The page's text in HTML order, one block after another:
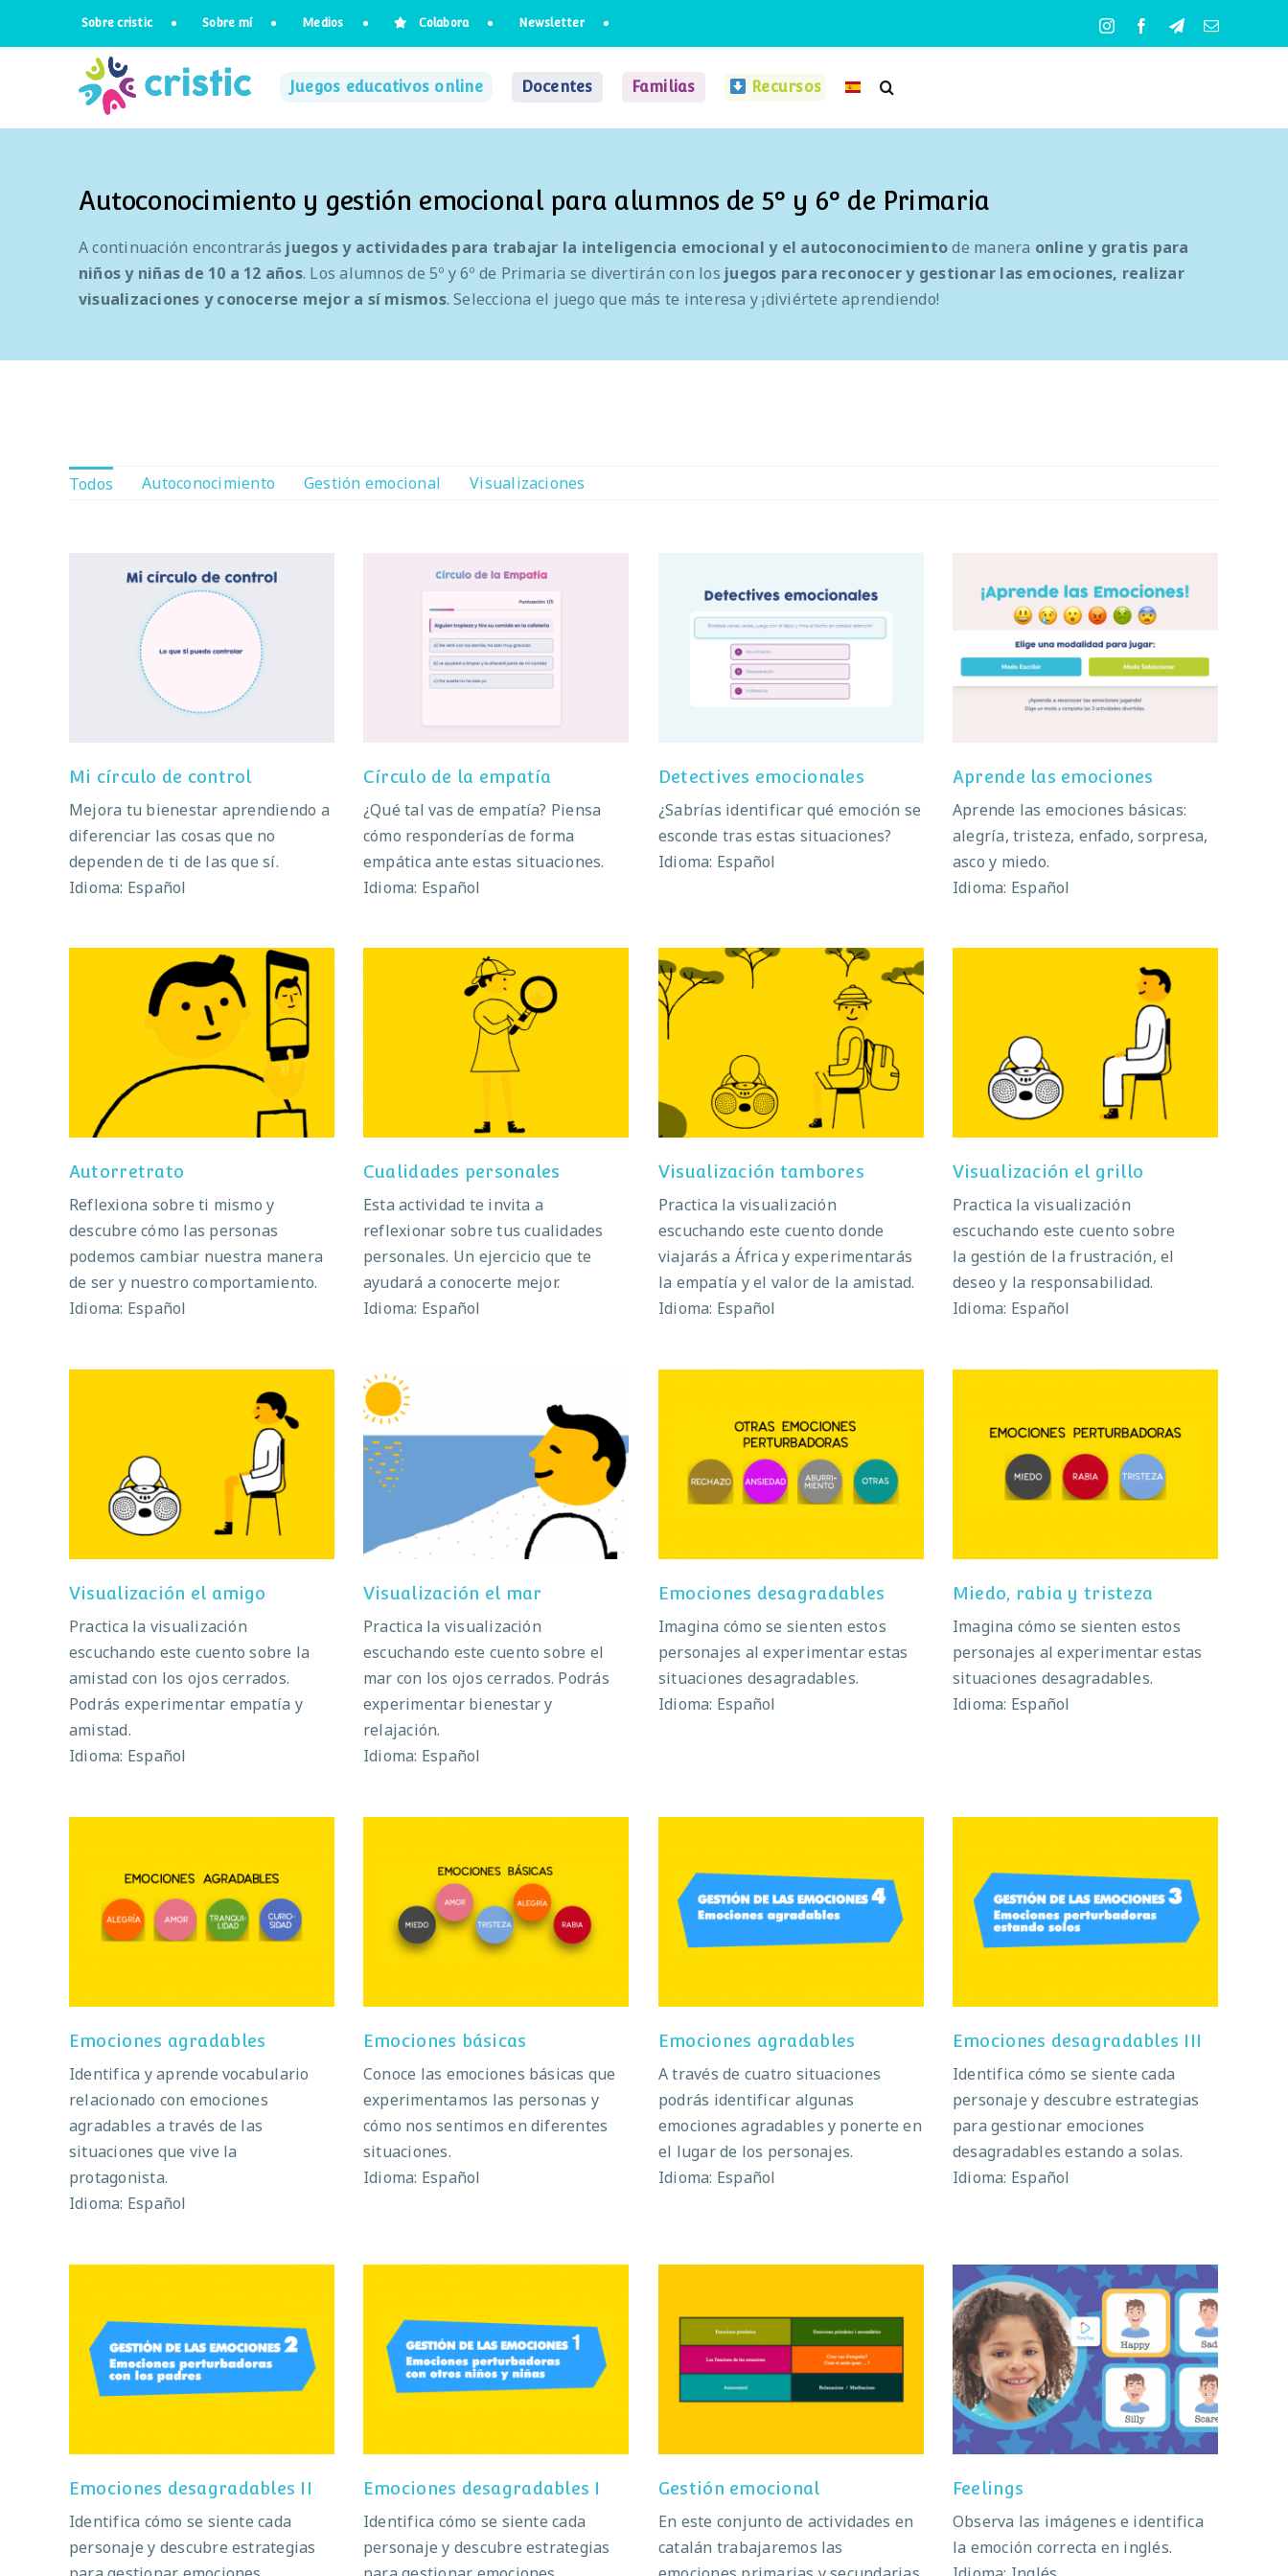
Sobre cristic Sobre mí Medios Colabora Newsletter InstagramFacebookTelegramCorreo
Juegos educativos online Docentes Familias Recursos
Autoconocimiento y gestión emocional para alumnos de 5º y 6º de Primaria
A continuación encontrarás juegos y actividades para trabajar la inteligencia emocional y el autoconocimientode manera online y gratis para
niños y niñas de 10 a 12 años. Los alumnos de 5º y 6º de Primaria se divertirán con los juegos para reconocer y gestionar las emociones, realizar
visualizaciones y conocerse mejor a sí mismos. Selecciona el juego que más te interesa y ¡diviértete aprendiendo!
Todos Autoconocimiento Gestión emocional Visualizaciones
Mi círculo de control
Mi círculo de control
Mejora tu bienestar aprendiendo a
diferenciar las cosas que no
dependen de ti de las que sí.
Idioma: Español
Círculo de la empatía
Círculo de la empatía
¿Qué tal vas de empatía? Piensa
cómo responderías de forma
empática ante estas situaciones.
Idioma: Español
Detectives emocionales
Detectives emocionales
¿Sabrías identificar qué emoción se
esconde tras estas situaciones?
Idioma: Español
Aprende las emociones
Aprende las emociones
Aprende las emociones básicas:
alegría, tristeza, enfado, sorpresa,
asco y miedo.
Idioma: Español
Autorretrato
Autorretrato
Reflexiona sobre ti mismo y
descubre cómo las personas
podemos cambiar nuestra manera
de ser y nuestro comportamiento.
Idioma: Español
Cualidades personales
Cualidades personales
Esta actividad te invita a
reflexionar sobre tus cualidades
personales. Un ejercicio que te
ayudará a conocerte mejor.
Idioma: Español
Visualización tambores
Visualización tambores
Practica la visualización
escuchando este cuento donde
viajarás a África y experimentarás
la empatía y el valor de la amistad.
Idioma: Español
Visualización el grillo
Visualización el grillo
Practica la visualización
escuchando este cuento sobre
la gestión de la frustración, el
deseo y la responsabilidad.
Idioma: Español
Visualización el amigo
Visualización el amigo
Practica la visualización
escuchando este cuento sobre la
amistad con los ojos cerrados.
Podrás experimentar empatía y
amistad.
Idioma: Español
Visualización el mar
Visualización el mar
Practica la visualización
escuchando este cuento sobre el
mar con los ojos cerrados. Podrás
experimentar bienestar y
relajación.
Idioma: Español
Emociones desagradables
Emociones desagradables
Imagina cómo se sienten estos
personajes al experimentar estas
situaciones desagradables.
Idioma: Español
Miedo, rabia y tristeza
Miedo, rabia y tristeza
Imagina cómo se sienten estos
personajes al experimentar estas
situaciones desagradables.
Idioma: Español
Emociones agradables
Emociones agradables
Identifica y aprende vocabulario
relacionado con emociones
agradables a través de las
situaciones que vive la
protagonista.
Idioma: Español
Emociones básicas
Emociones básicas
Conoce las emociones básicas que
experimentamos las personas y
cómo nos sentimos en diferentes
situaciones.
Idioma: Español
Emociones agradables
Emociones agradables
A través de cuatro situaciones
podrás identificar algunas
emociones agradables y ponerte en
el lugar de los personajes.
Idioma: Español
Emociones desagradables
III
Emociones desagradables III
Identifica cómo se siente cada
personaje y descubre estrategias
para gestionar emociones
desagradables estando a solas.
Idioma: Español
Emociones desagradables II
Emociones desagradables II
Identifica cómo se siente cada
personaje y descubre estrategias
Emociones desagradables I
Emociones desagradables I
Identifica cómo se siente cada
personaje y descubre estrategias
Gestión emocional
Gestión emocional
En este conjunto de actividades en
catalán trabajaremos las
Feelings
Feelings
Observa las imágenes e identifica
la emoción correcta en inglés.